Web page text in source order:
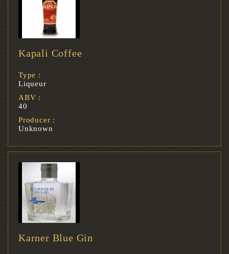
Kapali Coffee
Type :
Liqueur
ABV :
40
Producer :
Unknown
Karner Blue Gin